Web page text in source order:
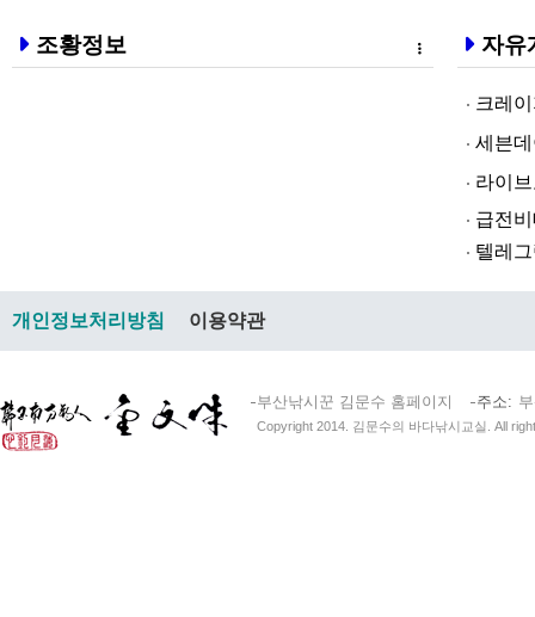
조황정보 자유
크레이지
세븐데이
라­이브토­
급전비대면
텔레그램
개인정보처리방침 이용약관
부산낚시꾼 김문수 홈페이지 주소
Copyright 2014. 김문수의 바다낚시교실. All